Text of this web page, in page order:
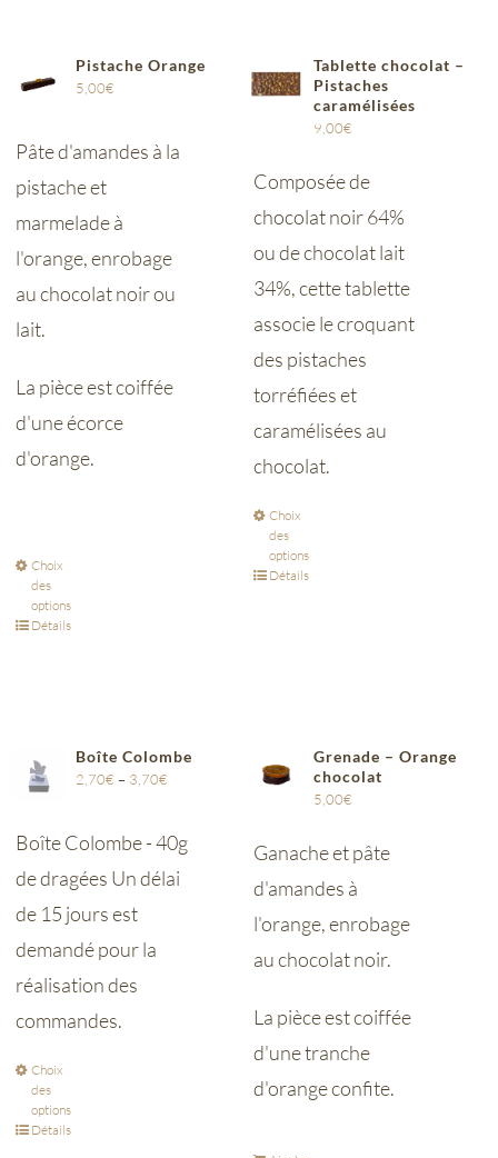
Pistache Orange
5,00€
Pâte d'amandes à la
pistache et
marmelade à
l'orange, enrobage
au chocolat noir ou
lait.
La pièce est coiffée
d'une écorce
d'orange.
Choix
des
options
Détails
Tablette chocolat –
Pistaches
caramélisées
9,00€
Composée de
chocolat noir 64%
ou de chocolat lait
34%, cette tablette
associe le croquant
des pistaches
torréfiées et
caramélisées au
chocolat.
Choix
des
options
Détails
Boîte Colombe
2,70€ – 3,70€
Boîte Colombe - 40g
de dragées Un délai
de 15 jours est
demandé pour la
réalisation des
commandes.
Choix
des
options
Détails
Grenade – Orange
chocolat
5,00€
Ganache et pâte
d'amandes à
l'orange, enrobage
au chocolat noir.
La pièce est coiffée
d'une tranche
d'orange confite.